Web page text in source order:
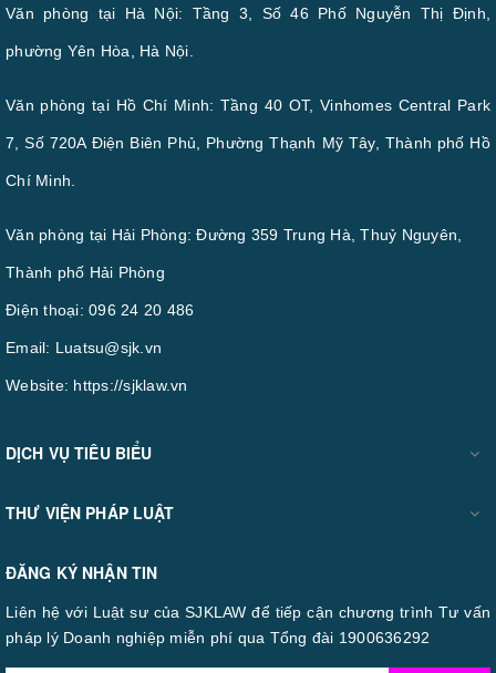
Văn phòng tại Hà Nội: Tầng 3, Số 46 Phố Nguyễn Thị Định,
phường Yên Hòa, Hà Nội.
Văn phòng tại Hồ Chí Minh: Tầng 40 OT, Vinhomes Central Park
7, Số 720A Điện Biên Phủ, Phường Thạnh Mỹ Tây, Thành phố Hồ
Chí Minh.
Văn phòng tại Hải Phòng: Đường 359 Trung Hà, Thuỷ Nguyên,
Thành phố Hải Phòng
Điện thoại: 096 24 20 486
Email: Luatsu@sjk.vn
Website: https://sjklaw.vn
DỊCH VỤ TIÊU BIỂU
THƯ VIỆN PHÁP LUẬT
ĐĂNG KÝ NHẬN TIN
Liên hệ với Luật sư của SJKLAW để tiếp cận chương trình Tư vấn
pháp lý Doanh nghiệp miễn phí qua Tổng đài 1900636292